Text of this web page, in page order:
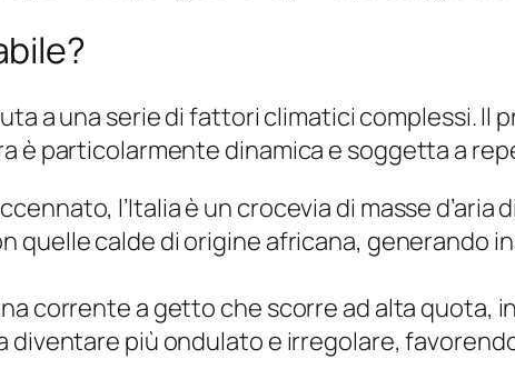
a una serie di fattori climatici complessi. Il
è particolarmente dinamica e soggetta a
l’Italia è un crocevia di masse
quelle calde di origine africana, generando
corrente a getto che scorre ad alta quota,
più ondulato e irregolare,